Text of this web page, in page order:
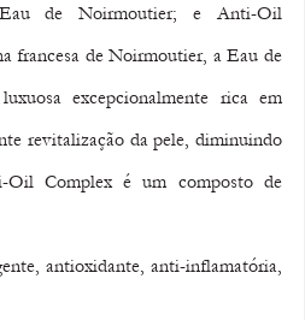
Eau de Noirmoutier; e Anti-Oil
francesa de Noirmoutier, a Eau de
excepcionalmente rica em
revitalização da pele, diminuindo
Complex é um composto de
antioxidante, anti-inflamatória,